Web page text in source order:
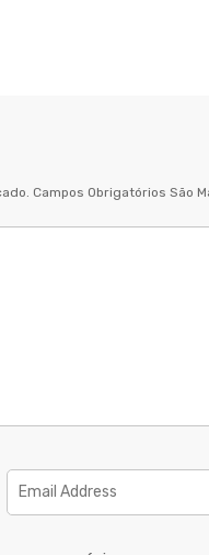
Campos Obrigatórios São